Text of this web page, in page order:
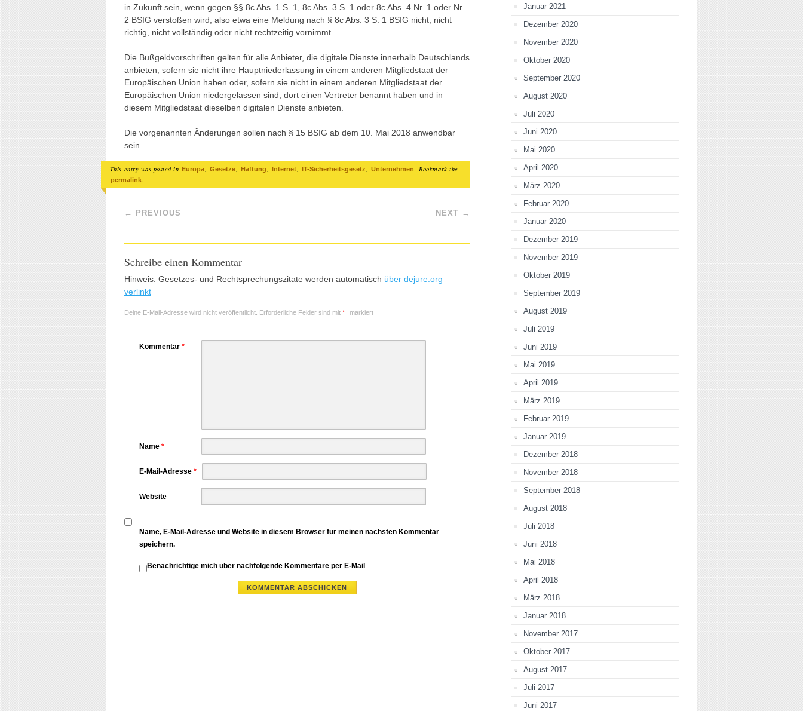
in Zukunft sein, wenn gegen §§ 8c Abs. 1 S. 1, 8c Abs. 3 S. 1 oder 8c Abs. 4 Nr. 1 oder Nr.
2 BSIG verstoßen wird, also etwa eine Meldung nach § 8c Abs. 3 S. 1 BSIG nicht, nicht
richtig, nicht vollständig oder nicht rechtzeitig vornimmt.
Die Bußgeldvorschriften gelten für alle Anbieter, die digitale Dienste innerhalb Deutschlands
anbieten, sofern sie nicht ihre Hauptniederlassung in einem anderen Mitgliedstaat der
Europäischen Union haben oder, sofern sie nicht in einem anderen Mitgliedstaat der
Europäischen Union niedergelassen sind, dort einen Vertreter benannt haben und in
diesem Mitgliedstaat dieselben digitalen Dienste anbieten.
Die vorgenannten Änderungen sollen nach § 15 BSIG ab dem 10. Mai 2018 anwendbar
sein.
This entry was posted in Europa, Gesetze, Haftung, Internet, IT-Sicherheitsgesetz, Unternehmen. Bookmark the
permalink.
Post navigation
← PREVIOUS NEXT →
Schreibe einen Kommentar
Hinweis: Gesetzes- und Rechtsprechungszitate werden automatisch über dejure.org
verlinkt
Deine E-Mail-Adresse wird nicht veröffentlicht. Erforderliche Felder sind mit * markiert
Kommentar *
Name *
E-Mail-Adresse *
Website
Name, E-Mail-Adresse und Website in diesem Browser für meinen nächsten Kommentar
speichern.
Benachrichtige mich über nachfolgende Kommentare per E-Mail
Januar 2021
Dezember 2020
November 2020
Oktober 2020
September 2020
August 2020
Juli 2020
Juni 2020
Mai 2020
April 2020
März 2020
Februar 2020
Januar 2020
Dezember 2019
November 2019
Oktober 2019
September 2019
August 2019
Juli 2019
Juni 2019
Mai 2019
April 2019
März 2019
Februar 2019
Januar 2019
Dezember 2018
November 2018
September 2018
August 2018
Juli 2018
Juni 2018
Mai 2018
April 2018
März 2018
Januar 2018
November 2017
Oktober 2017
August 2017
Juli 2017
Juni 2017